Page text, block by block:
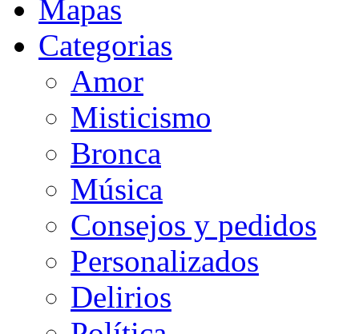
Mapas
Categorias
Amor
Misticismo
Bronca
Música
Consejos y pedidos
Personalizados
Delirios